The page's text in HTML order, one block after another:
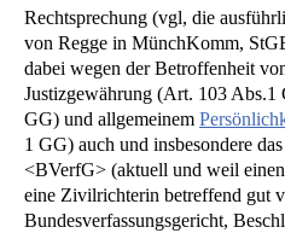
Rechtsprechung (vgl, die
von Regge in MünchKomm,
dabei wegen der Betroffenheit
Justizgewährung (Art. 103
GG) und allgemeinem
1 GG) auch und insbesondere
<BVerfG> (aktuell und weil
eine Zivilrichterin betreffend gut
Bundesverfassungsgericht,